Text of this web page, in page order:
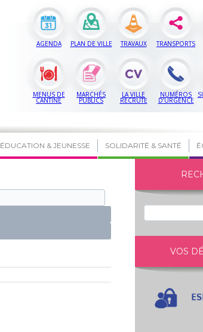
AGENDA PLAN DE VILLE TRAVAUX TRANSPORTS
MENUS DE
CANTINE
MARCHÉS
PUBLICS
LA VILLE
RECRUTE
NUMÉROS
D’URGENCE
ÉDUCATION & JEUNESSE SOLIDARITÉ & SANTÉ
VOS